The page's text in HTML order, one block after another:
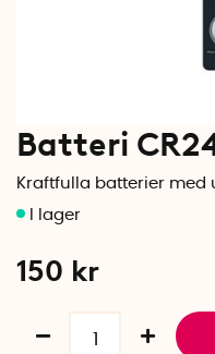
Batteri
Kraftfulla batterier med
150 kr